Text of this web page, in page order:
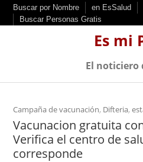
k
Buscar por Nombre en EsSalud
Buscar Personas Gratis
Es mi
El noticiero
Campaña de vacunación, Difteria,
Vacunacion gratuita
Verifica el centro de
corresponde